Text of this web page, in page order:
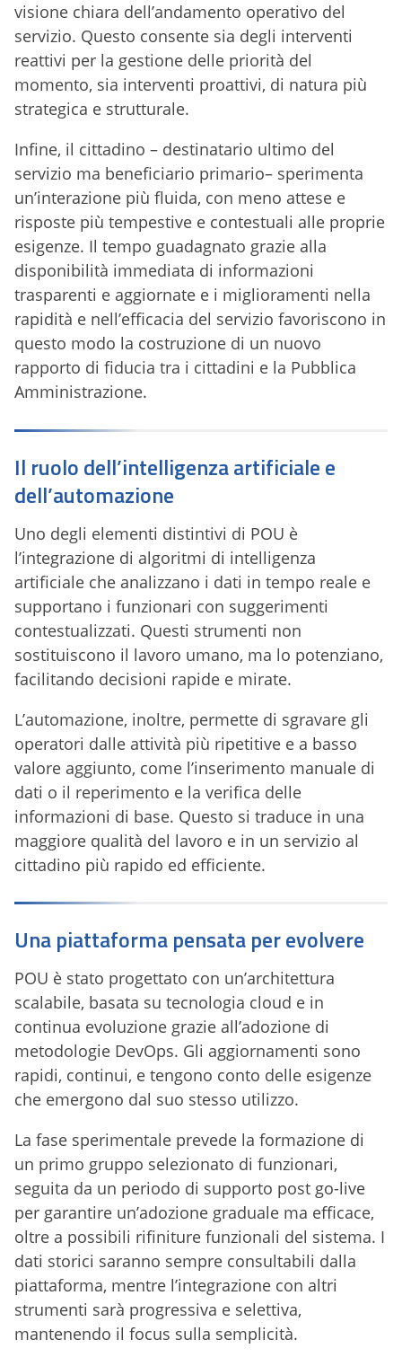
visione chiara dell’andamento operativo del
servizio. Questo consente sia degli interventi
reattivi per la gestione delle priorità del
momento, sia interventi proattivi, di natura più
strategica e strutturale.
Infine, il cittadino – destinatario ultimo del
servizio ma beneficiario primario– sperimenta
un’interazione più fluida, con meno attese e
risposte più tempestive e contestuali alle proprie
esigenze. Il tempo guadagnato grazie alla
disponibilità immediata di informazioni
trasparenti e aggiornate e i miglioramenti nella
rapidità e nell’efficacia del servizio favoriscono in
questo modo la costruzione di un nuovo
rapporto di fiducia tra i cittadini e la Pubblica
Amministrazione.
Il ruolo dell’intelligenza artificiale e
dell’automazione
Uno degli elementi distintivi di POU è
l’integrazione di algoritmi di intelligenza
artificiale che analizzano i dati in tempo reale e
supportano i funzionari con suggerimenti
contestualizzati. Questi strumenti non
sostituiscono il lavoro umano, ma lo potenziano,
facilitando decisioni rapide e mirate.
L’automazione, inoltre, permette di sgravare gli
operatori dalle attività più ripetitive e a basso
valore aggiunto, come l’inserimento manuale di
dati o il reperimento e la verifica delle
informazioni di base. Questo si traduce in una
maggiore qualità del lavoro e in un servizio al
cittadino più rapido ed efficiente.
Una piattaforma pensata per evolvere
POU è stato progettato con un’architettura
scalabile, basata su tecnologia cloud e in
continua evoluzione grazie all’adozione di
metodologie DevOps. Gli aggiornamenti sono
rapidi, continui, e tengono conto delle esigenze
che emergono dal suo stesso utilizzo.
La fase sperimentale prevede la formazione di
un primo gruppo selezionato di funzionari,
seguita da un periodo di supporto post go-live
per garantire un’adozione graduale ma efficace,
oltre a possibili rifiniture funzionali del sistema. I
dati storici saranno sempre consultabili dalla
piattaforma, mentre l’integrazione con altri
strumenti sarà progressiva e selettiva,
mantenendo il focus sulla semplicità.